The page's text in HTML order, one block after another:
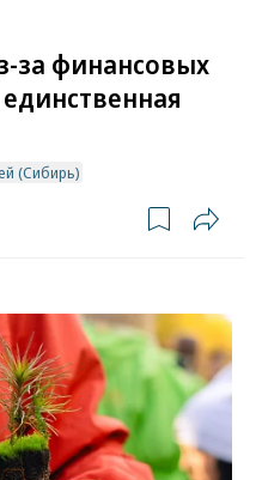
за финансовых
(Сибирь)